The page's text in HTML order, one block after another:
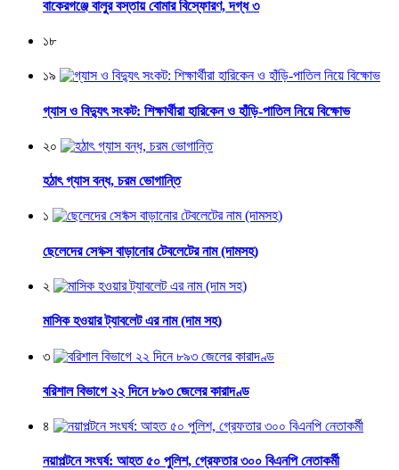
বাকেরগঞ্জে বালুর বস্তায় বোমার বিস্ফোরণ, দগ্ধ ৩
১৮
১৯
গ্যাস ও বিদ্যুৎ সংকট: শিক্ষার্থীরা হারিকেন ও হাঁড়ি-পাতিল নিয়ে বিক্ষোভ
২০
হঠাৎ গ্যাস বন্ধ, চরম ভোগান্তি
১
ছেলেদের সে*ক্স বাড়ানোর টেবলেটের নাম (দামসহ)
২
মাসিক হওয়ার ট্যাবলেট এর নাম (দাম সহ)
৩
বরিশাল বিভাগে ২২ দিনে ৮৯৩ জেলের কারাদণ্ড
৪
নয়াপল্টনে সংঘর্ষ: আহত ৫০ পুলিশ, গ্রেফতার ৩০০ বিএনপি নেতাকর্মী